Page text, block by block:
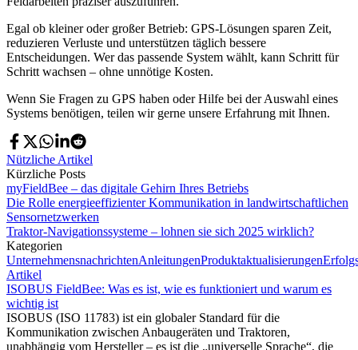
Egal ob kleiner oder großer Betrieb: GPS-Lösungen sparen Zeit,
reduzieren Verluste und unterstützen täglich bessere
Entscheidungen. Wer das passende System wählt, kann Schritt für
Schritt wachsen – ohne unnötige Kosten.
Wenn Sie Fragen zu GPS haben oder Hilfe bei der Auswahl eines
Systems benötigen, teilen wir gerne unsere Erfahrung mit Ihnen.
Nützliche Artikel
Kürzliche Posts
myFieldBee – das digitale Gehirn Ihres Betriebs
Die Rolle energieeffizienter Kommunikation in landwirtschaftlichen
Sensornetzwerken
Traktor-Navigationssysteme – lohnen sie sich 2025 wirklich?
Kategorien
UnternehmensnachrichtenAnleitungenProduktaktualisierungen
Artikel
ISOBUS FieldBee: Was es ist, wie es funktioniert und warum es
wichtig ist
ISOBUS (ISO 11783) ist ein globaler Standard für die
Kommunikation zwischen Anbaugeräten und Traktoren,
unabhängig vom Hersteller – es ist die „universelle Sprache“, die